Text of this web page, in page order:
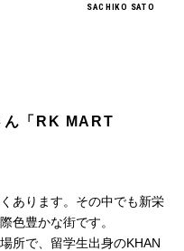
ん「RK MART
SACHIKO SATO
あります。その中でも新栄
色豊かな街です。
所で、留学生出身のKHAN